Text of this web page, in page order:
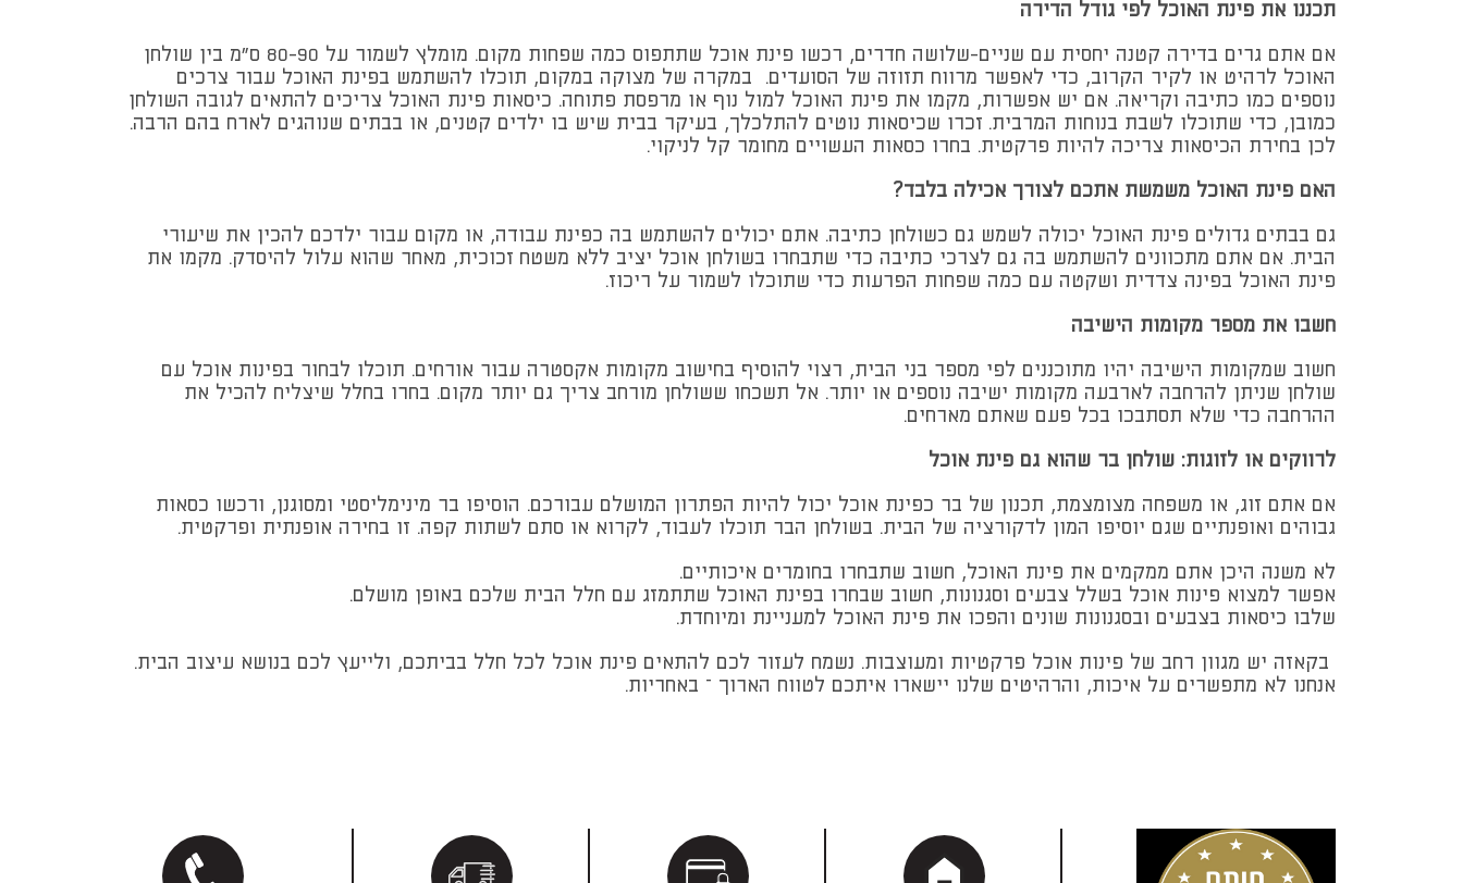
תכננו את פינת האוכל לפי גודל הדירה
אם אתם גרים בדירה קטנה יחסית עם שניים-שלושה חדרים, רכשו פינת אוכל שתתפוס כמה שפחות מקום. מומלץ לשמור על 80-90 ס"מ בין שולחן
האוכל לרהיט או לקיר הקרוב, כדי לאפשר מרווח תזוזה של הסועדים. במקרה של מצוקה במקום, תוכלו להשתמש בפינת האוכל עבור צרכים
נוספים כמו כתיבה וקריאה. אם יש אפשרות, מקמו את פינת האוכל למול נוף או מרפסת פתוחה. כיסאות פינת האוכל צריכים להתאים לגובה השולחן
כמובן, כדי שתוכלו לשבת בנוחות המרבית. זכרו שכיסאות נוטים להתלכלך, בעיקר בבית שיש בו ילדים קטנים, או בבתים שנוהגים לארח בהם הרבה.
לכן בחירת הכיסאות צריכה להיות פרקטית. בחרו כסאות העשויים מחומר קל לניקוי.
האם פינת האוכל משמשת אתכם לצורך אכילה בלבד?
גם בבתים גדולים פינת האוכל יכולה לשמש גם כשולחן כתיבה. אתם יכולים להשתמש בה כפינת עבודה, או מקום עבור ילדכם להכין את שיעורי
הבית. אם אתם מתכוונים להשתמש בה גם לצרכי כתיבה כדי שתבחרו בשולחן אוכל יציב ללא משטח זכוכית, מאחר שהוא עלול להיסדק. מקמו את
פינת האוכל בפינה צדדית ושקטה עם כמה שפחות הפרעות כדי שתוכלו לשמור על ריכוז.
חשבו את מספר מקומות הישיבה
חשוב שמקומות הישיבה יהיו מתוכננים לפי מספר בני הבית, רצוי להוסיף בחישוב מקומות אקסטרה עבור אורחים. תוכלו לבחור בפינות אוכל עם
שולחן שניתן להרחבה לארבעה מקומות ישיבה נוספים או יותר. אל תשכחו ששולחן מורחב צריך גם יותר מקום. בחרו בחלל שיצליח להכיל את
ההרחבה כדי שלא תסתבכו בכל פעם שאתם מארחים.
לרווקים או לזוגות: שולחן בר שהוא גם פינת אוכל
אם אתם זוג, או משפחה מצומצמת, תכנון של בר כפינת אוכל יכול להיות הפתרון המושלם עבורכם. הוסיפו בר מינימליסטי ומסוגנן, ורכשו כסאות
גבוהים ואופנתיים שגם יוסיפו המון לדקורציה של הבית. בשולחן הבר תוכלו לעבוד, לקרוא או סתם לשתות קפה. זו בחירה אופנתית ופרקטית.
לא משנה היכן אתם ממקמים את פינת האוכל, חשוב שתבחרו בחומרים איכותיים.
אפשר למצוא פינות אוכל בשלל צבעים וסגנונות, חשוב שבחרו בפינת האוכל שתתמזג עם חלל הבית שלכם באופן מושלם.
שלבו כיסאות בצבעים ובסגנונות שונים והפכו את פינת האוכל למעניינת ומיוחדת.
בקאזה יש מגוון רחב של פינות אוכל פרקטיות ומעוצבות. נשמח לעזור לכם להתאים פינת אוכל לכל חלל בביתכם, ולייעץ לכם בנושא עיצוב הבית.
אנחנו לא מתפשרים על איכות, והרהיטים שלנו יישארו איתכם לטווח הארוך – באחריות.